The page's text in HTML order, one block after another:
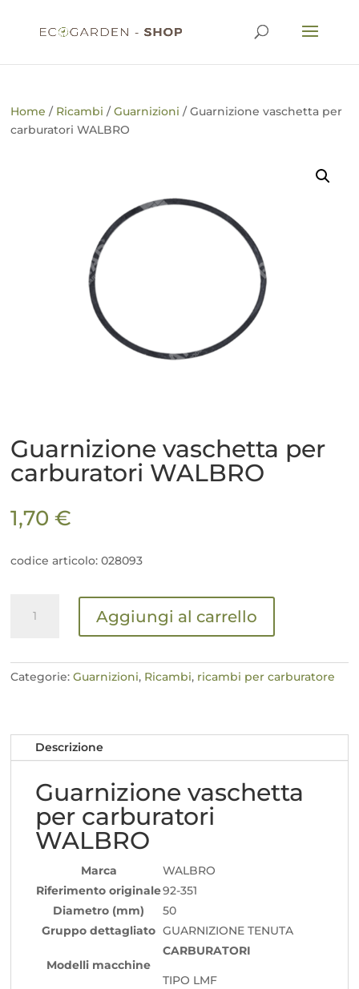
Home / Ricambi /Guarnizioni / Guarnizione vaschetta per
carburatori WALBRO
Guarnizione vaschetta per
carburatori WALBRO
1,70€
codice articolo: 028093
Guarnizione
vaschetta
WALBRO
Aggiungi al carrello
Categorie:Guarnizioni, Ricambi, ricambi per carburatore
Descrizione
Guarnizione vaschetta
per carburatori
WALBRO
Marca
WALBRO
Riferimento originale92-351
Diametro (mm)
50
Gruppo dettagliato GUARNIZIONE TENUTA
Modelli macchine
CARBURATORI
TIPO LMF